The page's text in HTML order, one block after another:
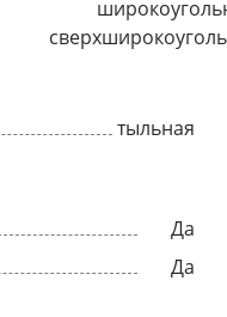
тыльная
Да
Да